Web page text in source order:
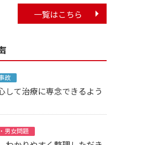
一覧はこちら
故
して治療に専念できるよう
男女問題